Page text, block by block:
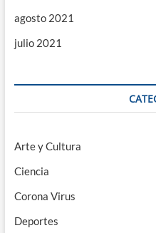
agosto 2021
julio 2021
Arte y Cultura
Ciencia
Corona Virus
Deportes